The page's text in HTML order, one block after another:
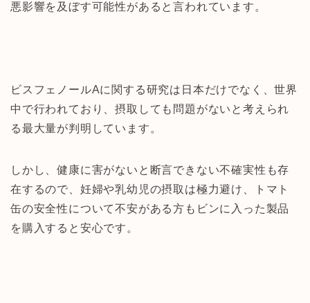
悪影響を及ぼす可能性があると言われています。
ビスフェノールAに関する研究は日本だけでなく、世界
中で行われており、摂取しても問題がないと考えられ
る最大量が判明しています。
しかし、健康に害がないと断言できない不確実性も存
在するので、妊婦や乳幼児の摂取は極力避け、トマト
缶の安全性について不安がある方もビンに入った製品
を購入すると安心です。